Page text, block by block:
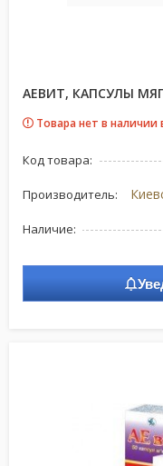
АЕВИТ, КАПСУЛЫ
Товара нет в
Код товара:
Производитель:
Наличие: